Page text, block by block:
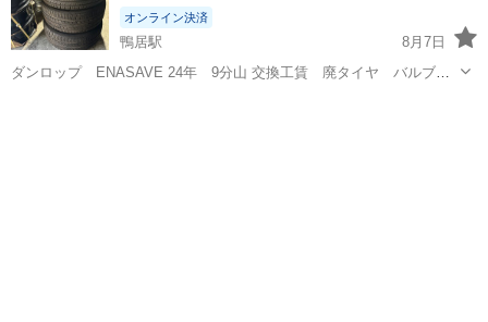
オンライン決済
鴨居駅
8月7日
ダンロップ ENASAVE 24年 9分山 交換工賃 廃タイヤ バルブ